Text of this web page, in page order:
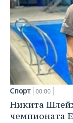
Спорт 00:00
Никита
чемпионата